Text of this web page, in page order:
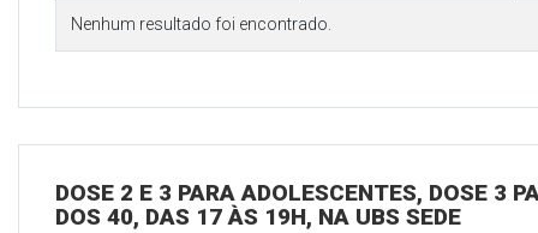
Nenhum resultado foi encontrado.
DOSE 2 E 3 PARA ADOLESCENTES, DOSE 3
DOS 40, DAS 17 ÀS 19H, NA UBS SEDE